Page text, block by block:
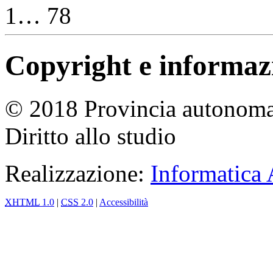
1… 78
Copyright e
© 2018 Provincia
Diritto allo studio
Realizzazione:
XHTML 1.0 | CSS 2.0 | Accessibilità